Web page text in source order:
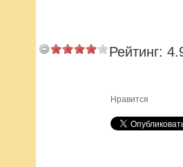
Рейтинг:
Нравится